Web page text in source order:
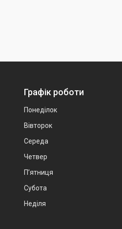
Графік роботи
Понеділок
Вівторок
Середа
Четвер
Пʼятниця
Субота
Неділя